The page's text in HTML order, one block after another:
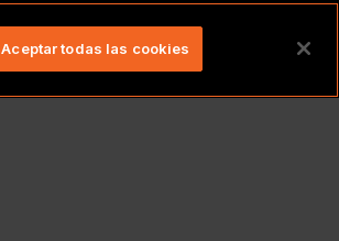
Aceptar todas las cookies